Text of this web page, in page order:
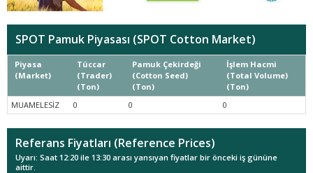
SPOT Pamuk Piyasası (SPOT Cotton Market)
Piyasa
(Market)
Tüccar
(Trader)
(Ton)
Pamuk Çekirdeği
(Cotton Seed)
(Ton)
İşlem Hacmi
(Total Volume)
(Ton)
MUAMELESİZ
0 0 0
Referans Fiyatları (Reference Prices)
Uyarı: Saat 12:20 ile 13:30 arası yansıyan fiyatlar bir önceki iş gününe
aittir.